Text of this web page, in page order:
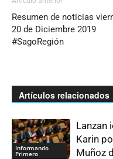
Resumen de noticias
20 de Diciembre 2019
#SagoRegión
Artículos relacionados
Informando
Primero
Lanzan
Karin
Muñoz